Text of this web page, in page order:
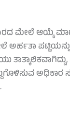
ಮೇಲೆ ಆಯ್ಕೆ
ಅಧಿಕಾರ